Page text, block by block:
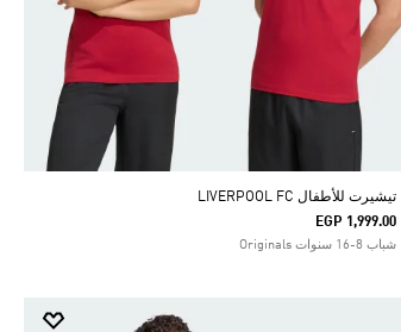
تيشيرت للأطفال LIVERPOOL FC
EGP 1,999.00
شباب 8-16 سنوات Originals